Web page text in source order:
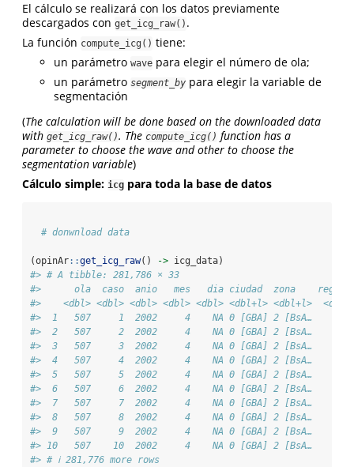
El cálculo se realizará con los datos previamente
descargados con get_icg_raw() .
La función compute_icg() tiene:
un parámetro wave para elegir el número de ola;
un parámetro segment_by para elegir la variable de
segmentación
(The calculation will be done based on the downloaded data
with get_icg_raw(). The compute_icg() function has a
parameter to choose the wave and other to choose the
segmentation variable)
Cálculo simple: icg para toda la base de datos
# donwnload data
(opinAr::get_icg_raw() -> icg_data)
#> # A tibble: 281,786 × 33
#>      ola  caso  anio   mes   dia ciudad  zona    region
#>    <dbl> <dbl> <dbl> <dbl> <dbl> <dbl+l> <dbl+l>
#>  1   507     1  2002     4    NA 0 [GBA] 2 [BsA…     NA
#>  2   507     2  2002     4    NA 0 [GBA] 2 [BsA…     NA
#>  3   507     3  2002     4    NA 0 [GBA] 2 [BsA…     NA
#>  4   507     4  2002     4    NA 0 [GBA] 2 [BsA…     NA
#>  5   507     5  2002     4    NA 0 [GBA] 2 [BsA…     NA
#>  6   507     6  2002     4    NA 0 [GBA] 2 [BsA…     NA
#>  7   507     7  2002     4    NA 0 [GBA] 2 [BsA…     NA
#>  8   507     8  2002     4    NA 0 [GBA] 2 [BsA…     NA
#>  9   507     9  2002     4    NA 0 [GBA] 2 [BsA…     NA 1
#> 10   507    10  2002     4    NA 0 [GBA] 2 [BsA…     NA
#> # ℹ 281,776 more rows